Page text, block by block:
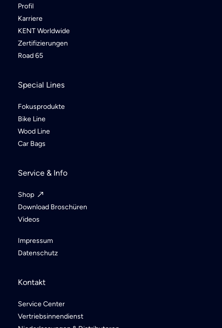
Profil
Karriere
KENT Worldwide
Zertifizierungen
Road 65
Special Lines
Fokusprodukte
Bike Line
Wood Line
Car Bags
Service & Info
Shop
Download Broschüren
Videos
Impressum
Datenschutz
Kontakt
Service Center
Vertriebsinnendienst